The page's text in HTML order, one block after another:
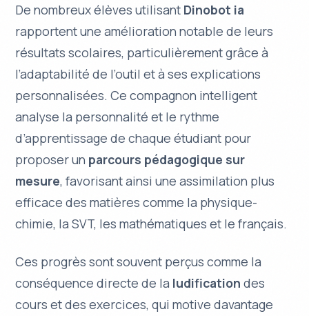
De nombreux élèves utilisant Dinobot ia
rapportent une amélioration notable de leurs
résultats scolaires, particulièrement grâce à
l’adaptabilité de l’outil et à ses explications
personnalisées. Ce compagnon intelligent
analyse la personnalité et le rythme
d’apprentissage de chaque étudiant pour
proposer un parcours pédagogique sur
mesure, favorisant ainsi une assimilation plus
efficace des matières comme la physique-
chimie, la SVT, les mathématiques et le français.
Ces progrès sont souvent perçus comme la
conséquence directe de la ludification des
cours et des exercices, qui motive davantage